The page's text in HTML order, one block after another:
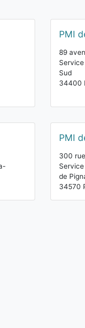
PMI
89
Sud
34400
PMI
300
de
34570